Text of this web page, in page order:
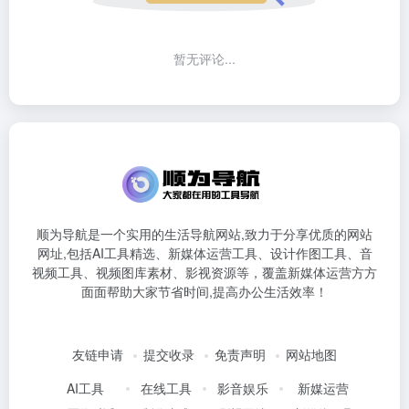
暂无评论...
顺为导航是一个实用的生活导航网站,致力于分享优质的网站
网址,包括AI工具精选、新媒体运营工具、设计作图工具、音
视频工具、视频图库素材、影视资源等，覆盖新媒体运营方方
面面帮助大家节省时间,提高办公生活效率！
友链申请 提交收录 免责声明
网站地图
AI工具
在线工具 影音娱乐 新媒运营